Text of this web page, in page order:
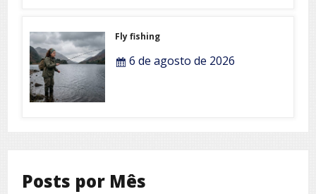
Fly fishing
6 de agosto de 2026
Posts por Mês